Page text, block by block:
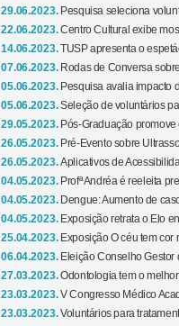
29.06.2023. Pesquisa seleciona
22.06.2023.Centro Cultural exibe
14.06.2023.TUSP apresenta o
07.06.2023. Rodas de Conversa
05.06.2023. Pesquisa avalia impacto
05.06.2023.Seleção de voluntários
29.05.2023. Pós-Graduação
26.05.2023. Pré-Evento sobre
26.05.2023.Aplicativos de
04.05.2023. Profª Andréa é reeleita
04.05.2023. Dengue: Aumento de
04.05.2023. Exposição retrata o Elo
25.04.2023. Exposição O céu tem cor
06.04.2023. Eleição Conselho Gestor
27.03.2023.Odontologia tem o
23.03.2023.V Congresso Médico
23.03.2023.Voluntários para